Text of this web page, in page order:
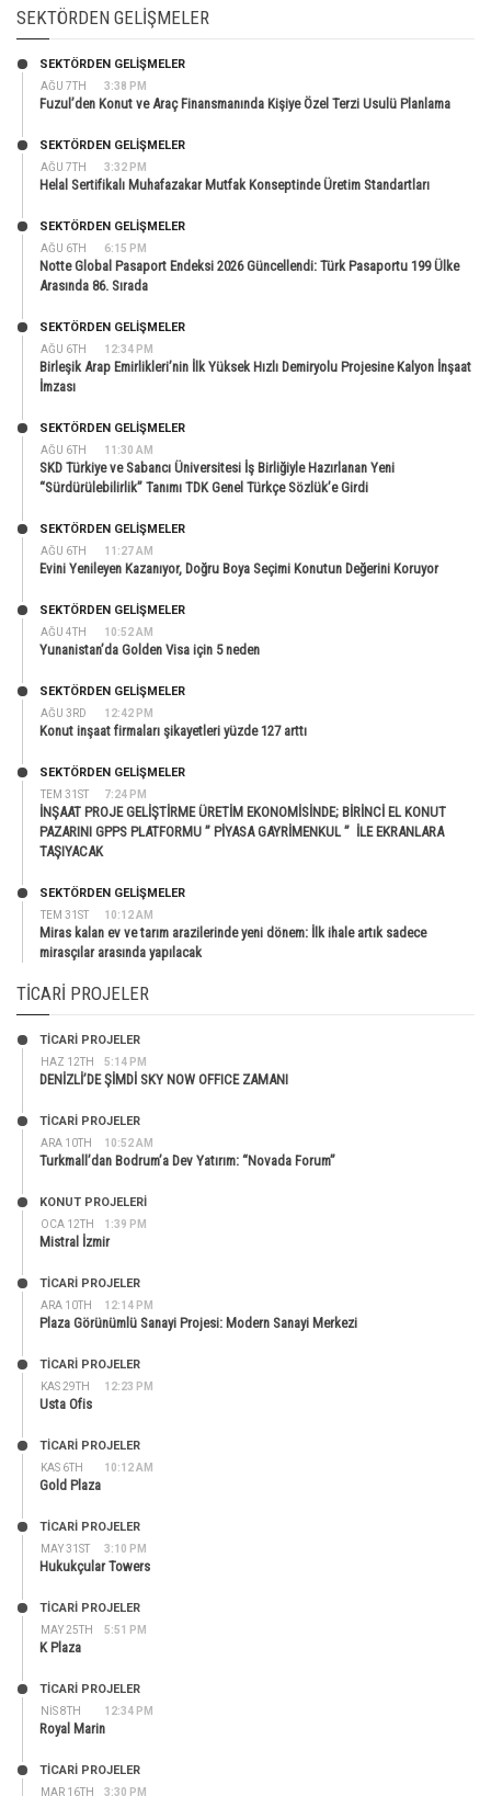
SEKTÖRDEN GELIŞMELER
AĞU 7TH 3:38 PM
SEKTÖRDEN GELIŞMELER
Fuzul’den Konut ve Araç Finansmanında Kişiye Özel Terzi Usulü Planlama
AĞU 7TH 3:32 PM
SEKTÖRDEN GELIŞMELER
Helal Sertifikalı Muhafazakar Mutfak Konseptinde Üretim Standartları
AĞU 6TH 6:15 PM
SEKTÖRDEN GELIŞMELER
Notte Global Pasaport Endeksi 2026 Güncellendi: Türk Pasaportu 199 Ülke
Arasında 86. Sırada
AĞU 6TH 12:34 PM
SEKTÖRDEN GELIŞMELER
Birleşik Arap Emirlikleri’nin İlk Yüksek Hızlı Demiryolu Projesine Kalyon İnşaat
İmzası
AĞU 6TH 11:30 AM
SEKTÖRDEN GELIŞMELER
SKD Türkiye ve Sabancı Üniversitesi İş Birliğiyle Hazırlanan Yeni
“Sürdürülebilirlik” Tanımı TDK Genel Türkçe Sözlük’e Girdi
AĞU 6TH 11:27 AM
SEKTÖRDEN GELIŞMELER
Evini Yenileyen Kazanıyor, Doğru Boya Seçimi Konutun Değerini Koruyor
AĞU 4TH 10:52 AM
SEKTÖRDEN GELIŞMELER
Yunanistan’da Golden Visa için 5 neden
AĞU 3RD 12:42 PM
SEKTÖRDEN GELIŞMELER
Konut inşaat firmaları şikayetleri yüzde 127 arttı
TEM 31ST 7:24 PM
SEKTÖRDEN GELIŞMELER
İNŞAAT PROJE GELİŞTİRME ÜRETİM EKONOMİSİNDE; BİRİNCİ EL KONUT
PAZARINI GPPS PLATFORMU ” PİYASA GAYRİMENKUL ” İLE EKRANLARA
TAŞIYACAK
TEM 31ST 10:12 AM
SEKTÖRDEN GELIŞMELER
Miras kalan ev ve tarım arazilerinde yeni dönem: İlk ihale artık sadece
mirasçılar arasında yapılacak
TICARI PROJELER
HAZ 12TH 5:14 PM
TİCARİ PROJELER
DENİZLİ’DE ŞİMDİ SKY NOW OFFICE ZAMANI
ARA 10TH 10:52 AM
TİCARİ PROJELER
Turkmall’dan Bodrum’a Dev Yatırım: “Novada Forum”
OCA 12TH 1:39 PM
KONUT PROJELERI
Mistral İzmir
ARA 10TH 12:14 PM
TİCARİ PROJELER
Plaza Görünümlü Sanayi Projesi: Modern Sanayi Merkezi
KAS 29TH 12:23 PM
TİCARİ PROJELER
Usta Ofis
KAS 6TH 10:12 AM
TİCARİ PROJELER
Gold Plaza
MAY 31ST 3:10 PM
TİCARİ PROJELER
Hukukçular Towers
MAY 25TH 5:51 PM
TİCARİ PROJELER
K Plaza
NIS 8TH 12:34 PM
TİCARİ PROJELER
Royal Marin
MAR 16TH 3:30 PM
TİCARİ PROJELER